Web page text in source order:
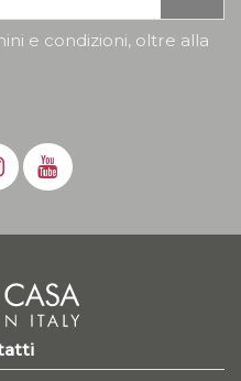
e condizioni, oltre alla